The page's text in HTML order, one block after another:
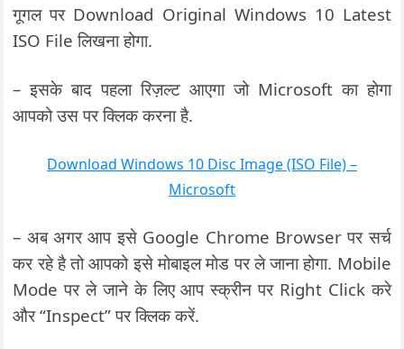
गूगल पर Download Original Windows 10 Latest
ISO File लिखना होगा.
– इसके बाद पहला रिज़ल्ट आएगा जो Microsoft का होगा
आपको उस पर क्लिक करना है.
Download Windows 10 Disc Image (ISO File) –
Microsoft
– अब अगर आप इसे Google Chrome Browser पर सर्च
कर रहे है तो आपको इसे मोबाइल मोड पर ले जाना होगा. Mobile
Mode पर ले जाने के लिए आप स्क्रीन पर Right Click करे
और “Inspect” पर क्लिक करें.